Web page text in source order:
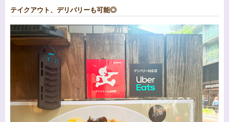
テイクアウト、デリバリーも可能◎